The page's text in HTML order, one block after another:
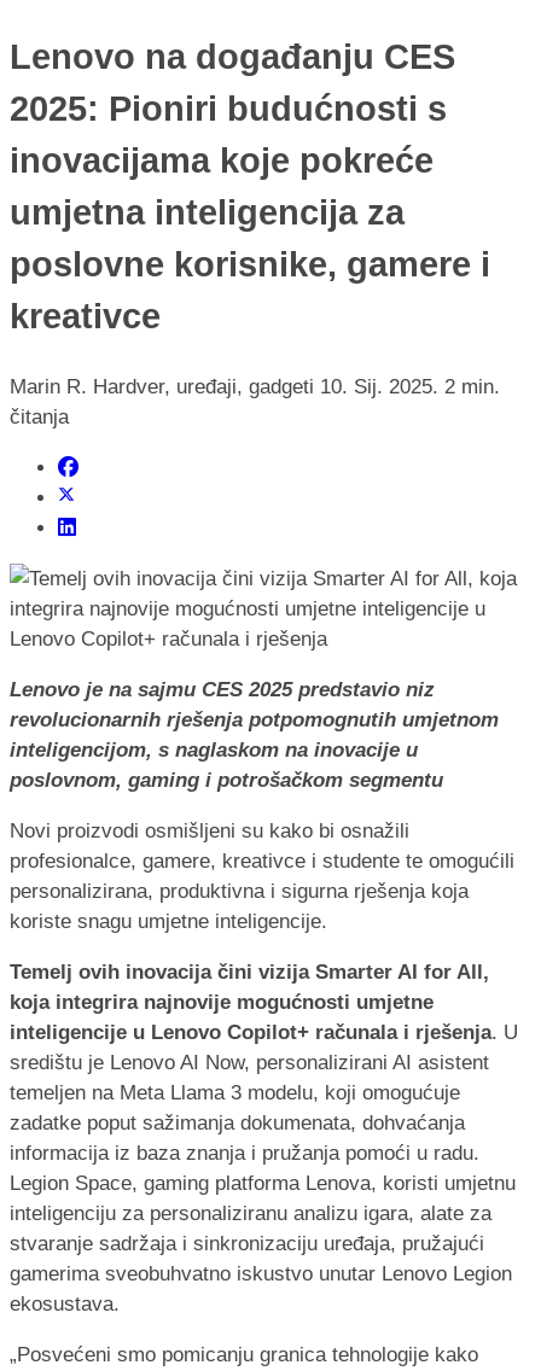
Lenovo na događanju CES
2025: Pioniri budućnosti s
inovacijama koje pokreće
umjetna inteligencija za
poslovne korisnike, gamere i
kreativce
Marin R. Hardver, uređaji, gadgeti 10. Sij. 2025. 2 min.
čitanja
Lenovo je na sajmu CES 2025 predstavio niz
revolucionarnih rješenja potpomognutih umjetnom
inteligencijom, s naglaskom na inovacije u
poslovnom, gaming i potrošačkom segmentu
Novi proizvodi osmišljeni su kako bi osnažili
profesionalce, gamere, kreativce i studente te omogućili
personalizirana, produktivna i sigurna rješenja koja
koriste snagu umjetne inteligencije.
Temelj ovih inovacija čini vizija Smarter AI for All,
koja integrira najnovije mogućnosti umjetne
inteligencije u Lenovo Copilot+ računala i rješenja. U
središtu je Lenovo AI Now, personalizirani AI asistent
temeljen na Meta Llama 3 modelu, koji omogućuje
zadatke poput sažimanja dokumenata, dohvaćanja
informacija iz baza znanja i pružanja pomoći u radu.
Legion Space, gaming platforma Lenova, koristi umjetnu
inteligenciju za personaliziranu analizu igara, alate za
stvaranje sadržaja i sinkronizaciju uređaja, pružajući
gamerima sveobuhvatno iskustvo unutar Lenovo Legion
ekosustava.
„Posvećeni smo pomicanju granica tehnologije kako